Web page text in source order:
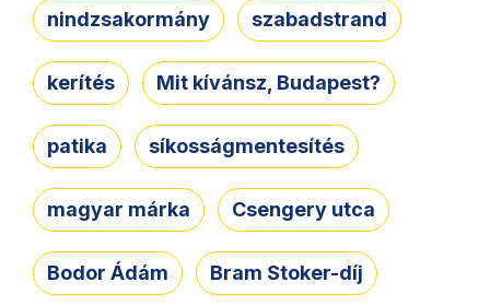
nindzsakormány szabadstrand
kerítés Mit kívánsz, Budapest?
patika síkosságmentesítés
magyar márka Csengery utca
Bodor Ádám Bram Stoker-díj